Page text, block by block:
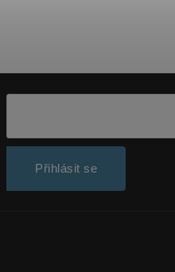
Přihlásit se